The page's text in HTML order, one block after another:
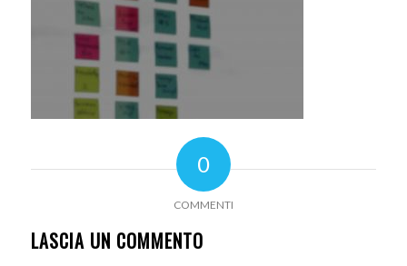
0
COMMENTI
LASCIA UN COMMENTO